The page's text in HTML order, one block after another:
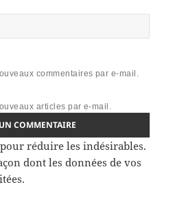
commentaires par e-mail.
articles par e-mail.
réduire les indésirables.
dont les données de vos
.